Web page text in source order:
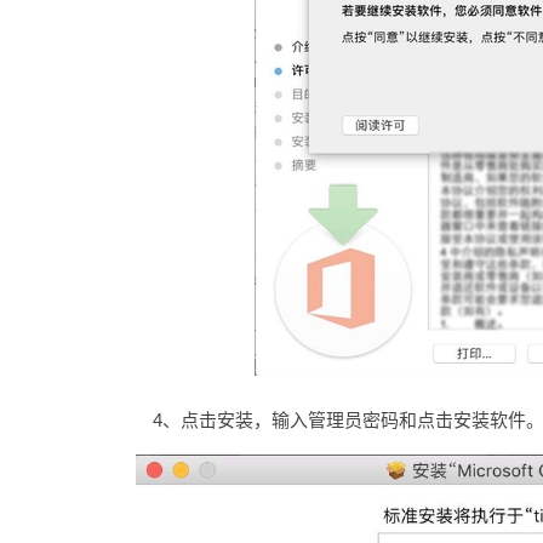
4、点击安装，输入管理员密码和点击安装软件。